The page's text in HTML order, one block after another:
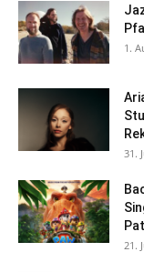
1.
31.
21.